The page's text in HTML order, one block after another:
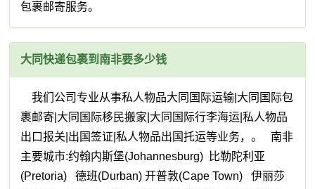
包裹邮寄服务。
大同快递包裹到南非要多少钱
我们公司专业从事私人物品大同国际运输|大同国际包
裹邮寄|大同国际移民搬家|大同国际行李海运|私人物品
出口报关|出国签证|私人物品出国托运等业务，。 南非
主要城市:约翰内斯堡(Johannesburg) 比勒陀利亚
(Pretoria) 德班(Durban) 开普敦(Cape Town) 伊丽莎